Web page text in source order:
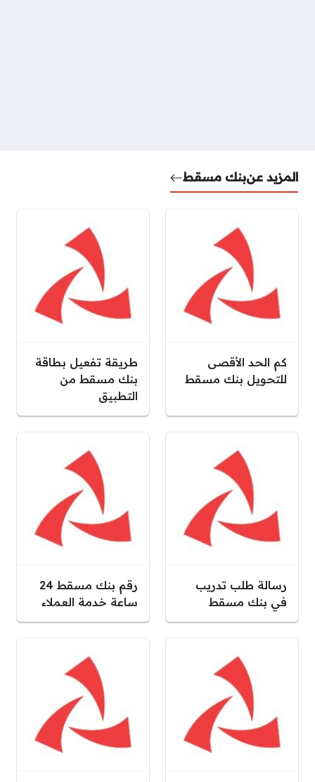
المزيد عنبنك مسقط
كم الحد الأقصى
للتحويل بنك مسقط
طريقة تفعيل بطاقة
بنك مسقط من
التطبيق
رسالة طلب تدريب
في بنك مسقط
رقم بنك مسقط 24
ساعة خدمة العملاء